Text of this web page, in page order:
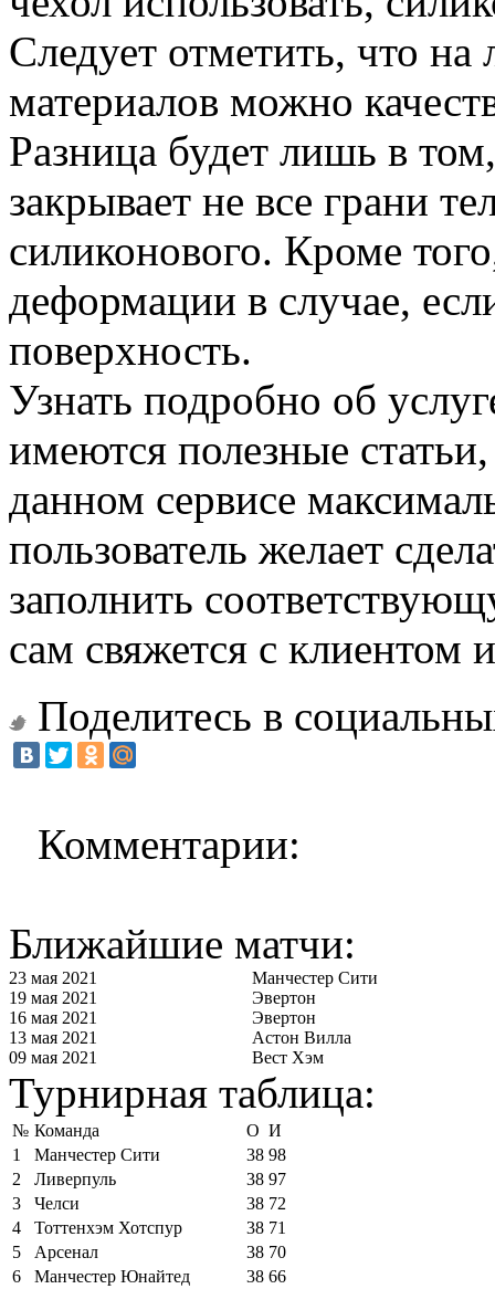
Следует отметить, что
материалов можно
Разница будет лишь в
закрывает не все грани
силиконового. Кроме
деформации в случае,
поверхность.
Узнать подробно об
имеются полезные
данном сервисе
пользователь желает
заполнить
сам свяжется с клиентом
Поделитесь в
Комментарии:
Ближайшие матчи:
23 мая 2021
Манчестер Сити
19 мая 2021
Эвертон
16 мая 2021
Эвертон
13 мая 2021
Астон Вилла
09 мая 2021
Вест Хэм
Турнирная таблица:
№ Команда О И
1
Манчестер Сити 38 98
2
Ливерпуль 38 97
3
Челси 38 72
4
Тоттенхэм Хотспур 38 71
5
Арсенал 38 70
6
Манчестер Юнайтед 38 66